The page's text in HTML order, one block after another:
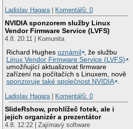
Ladislav Hagara| Komentářů: 0
NVIDIA sponzorem služby Linux
Vendor Firmware Service (LVFS)
4.8. 20:11 | Komunita
Richard Hughesoznámil
, že službu
Linux Vendor Firmware Service (LVFS)
umožňující aktualizovat firmware
zařízení na počítačích s Linuxem, nově
sponzoruje také společnost NVIDIA .
Ladislav Hagara| Komentářů: 0
SlideRshow, prohlížeč fotek, ale i
jejich organizér a prezentátor
4.8. 12:22 | Zajímavý software